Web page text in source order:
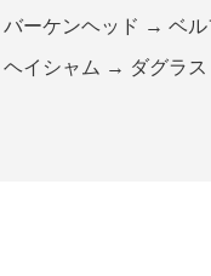
バーケンヘッド → ベ
ヘイシャム → ダグラス